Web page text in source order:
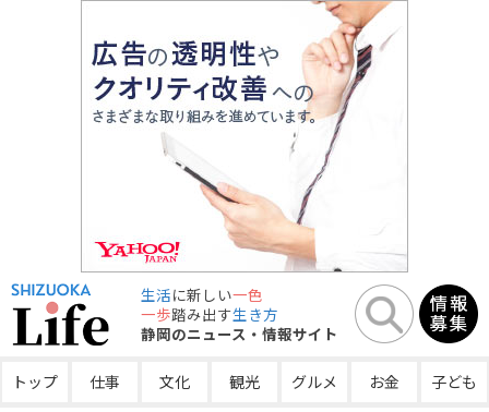
生活に新しい一色
一歩踏み出す生き方
静岡のニュース・情報サイト
トップ 仕事 文化 観光 グルメ お金 子ども